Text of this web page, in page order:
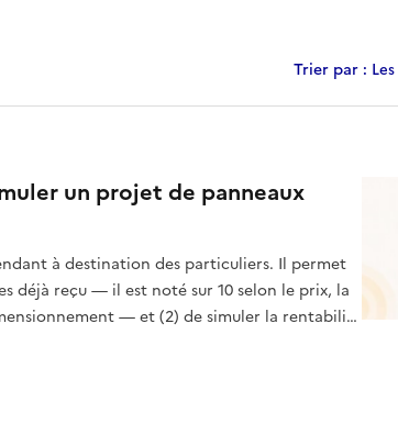
Trier par :
un projet de panneaux
à destination des particuliers. Il permet
déjà reçu — il est noté sur 10 selon le prix, la
— et (2) de simuler la rentabilité